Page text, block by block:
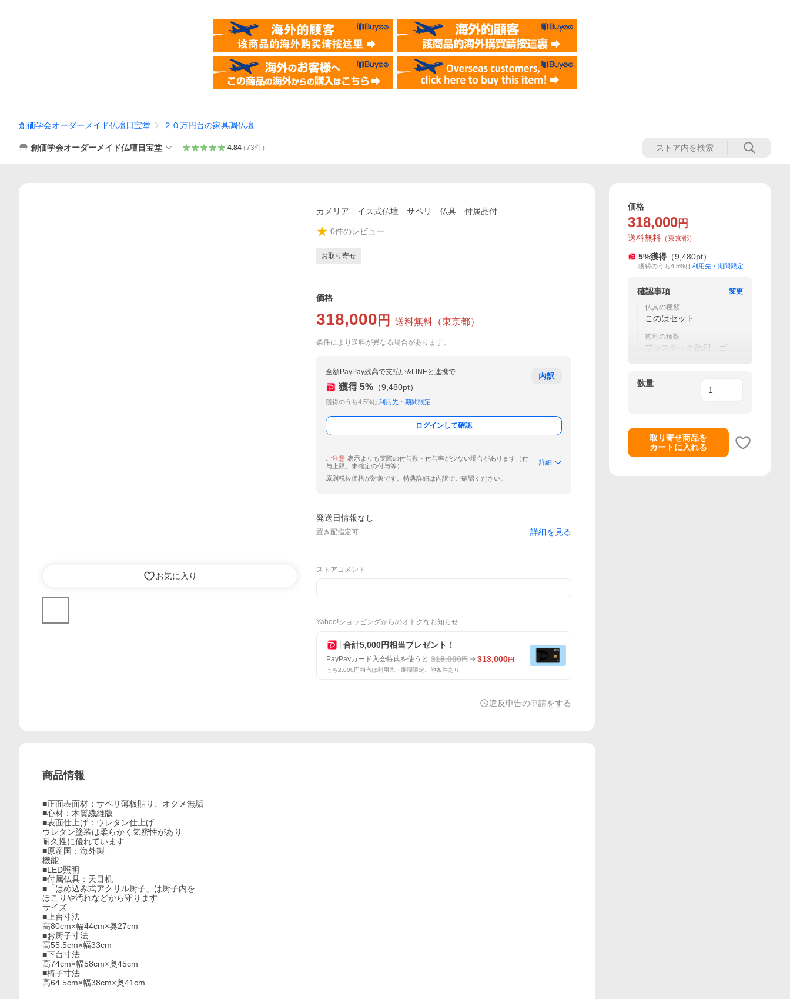
創価学会オーダーメイド仏壇日宝堂 ２０万円台の家具調仏壇
創価学会オーダーメイド仏壇日宝堂 4.84（73件）
お気に入り
カメリア イス式仏壇 サペリ 仏具 付属品付
0件のレビュー
お取り寄せ
価格
318,000 円 送料無料 （東京都）
条件により送料が異なる場合があります。
全額PayPay残高で支払い&LINEと連携で
獲得 5% （9,480pt）
獲得のうち4.5%は利用先・期間限定
内訳
ログインして確認
ご注意 表示よりも実際の付与数・付与率が少ない場合があります（付
与上限、未確定の付与等）
詳細
原則税抜価格が対象です。特典詳細は内訳でご確認ください。
発送日情報なし
置き配指定可 詳細を見る
ストアコメント
Yahoo!ショッピングからのオトクなお知らせ
合計5,000円相当プレゼント！
PayPayカード入会特典を使うと 318,000円 313,000円
うち2,000円相当は利用先・期間限定。他条件あり
違反申告の申請をする
商品情報
■正面表面材：サペリ薄板貼り、オクメ無垢
■心材：木質繊維版
■表面仕上げ：ウレタン仕上げ
ウレタン塗装は柔らかく気密性があり
耐久性に優れています
■原産国：海外製
機能
■LED照明
■付属仏具：天目机
■「はめ込み式アクリル厨子」は厨子内を
ほこりや汚れなどから守ります
サイズ
■上台寸法
高80cm×幅44cm×奥27cm
■お厨子寸法
高55.5cm×幅33cm
■下台寸法
高74cm×幅58cm×奥45cm
■椅子寸法
高64.5cm×幅38cm×奥41cm
価格
318,000 円
送料無料 （東京都）
5%獲得 （9,480pt）
獲得のうち4.5%は利用先・期間限定
確認事項
変更
仏具の種類
このはセット
徳利の種類
プラスチック徳利 ゴー
数量
取り寄せ商品を
カートに入れる